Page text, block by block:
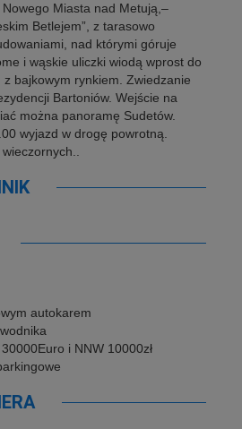
Miasta nad Metują,–
Betlejem”, z tarasowo
nad którymi góruje
i wąskie uliczki wiodą wprost do
bajkowym rynkiem. Zwiedzanie
Bartoniów. Wejście na
można panoramę Sudetów.
wyjazd w drogę powrotną.
autokarem
i NNW 10000zł